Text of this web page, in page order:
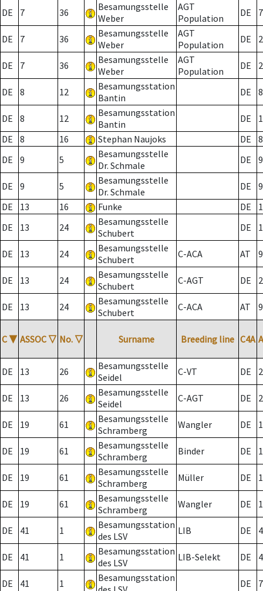
DE 7 36
Besamungsstelle
Weber
AGT
Population
DE 7
DE 7 36
Besamungsstelle
Weber
AGT
Population
DE 2
DE 7 36
Besamungsstelle
Weber
AGT
Population
DE 2
DE 8 12
Besamungsstation
Bantin
DE 8
DE 8 12
Besamungsstation
Bantin
DE
DE
8 16 Stephan Naujoks DE
8
DE
9 5
Besamungsstelle
Dr. Schmale
DE 9
DE 9 5
Besamungsstelle
Dr. Schmale
DE
9
DE
13 16 Funke DE
DE
13 24
Besamungsstelle
Schubert
DE
DE 13 24
Besamungsstelle
Schubert
C-ACA AT
DE 13 24
Besamungsstelle
Schubert
C-AGT DE 2
DE 13 24
Besamungsstelle
Schubert
C-ACA AT
C ▼ ASSOC ▽ No. ▽ Surname Breeding line C4A
DE 13 26
Besamungsstelle
Seidel
C-VT DE 2
DE 13 26
Besamungsstelle
Seidel
C-AGT DE 2
DE 19 61
Besamungsstelle
Schramberg
Wangler DE
DE 19 61
Besamungsstelle
Schramberg
Binder DE 1
DE 19 61
Besamungsstelle
Schramberg
Müller DE
DE 19 61
Besamungsstelle
Schramberg
Wangler DE
DE 41 1
Besamungsstation
des LSV
LIB DE
DE 41 1
Besamungsstation
des LSV
LIB-Selekt DE
DE 41 1
Besamungsstation
DE 7